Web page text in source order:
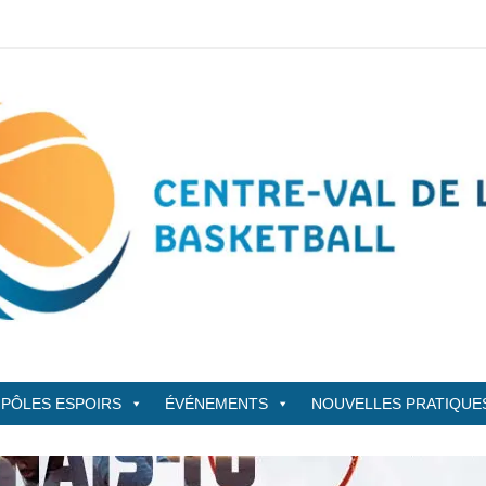
PÔLES ESPOIRS ÉVÉNEMENTS NOUVELLES